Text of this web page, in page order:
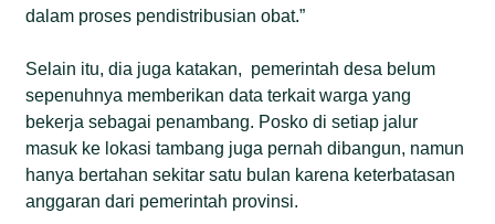
dalam proses pendistribusian obat.”
Selain itu, dia juga katakan, pemerintah desa belum
sepenuhnya memberikan data terkait warga yang
bekerja sebagai penambang. Posko di setiap jalur
masuk ke lokasi tambang juga pernah dibangun, namun
hanya bertahan sekitar satu bulan karena keterbatasan
anggaran dari pemerintah provinsi.